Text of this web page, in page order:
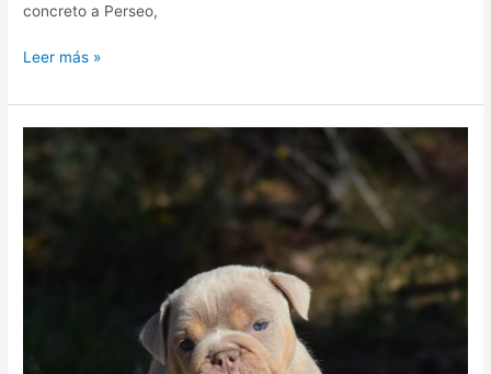
concreto a Perseo,
Leer más »